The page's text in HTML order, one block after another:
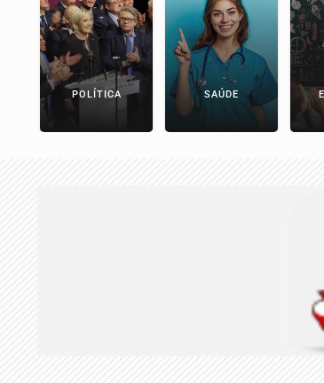
POLÍTICA SAÚDE